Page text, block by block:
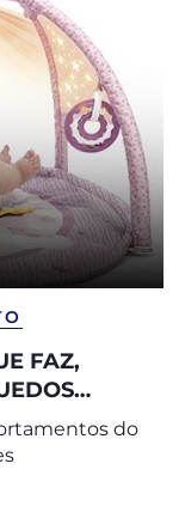
FAZ,
do